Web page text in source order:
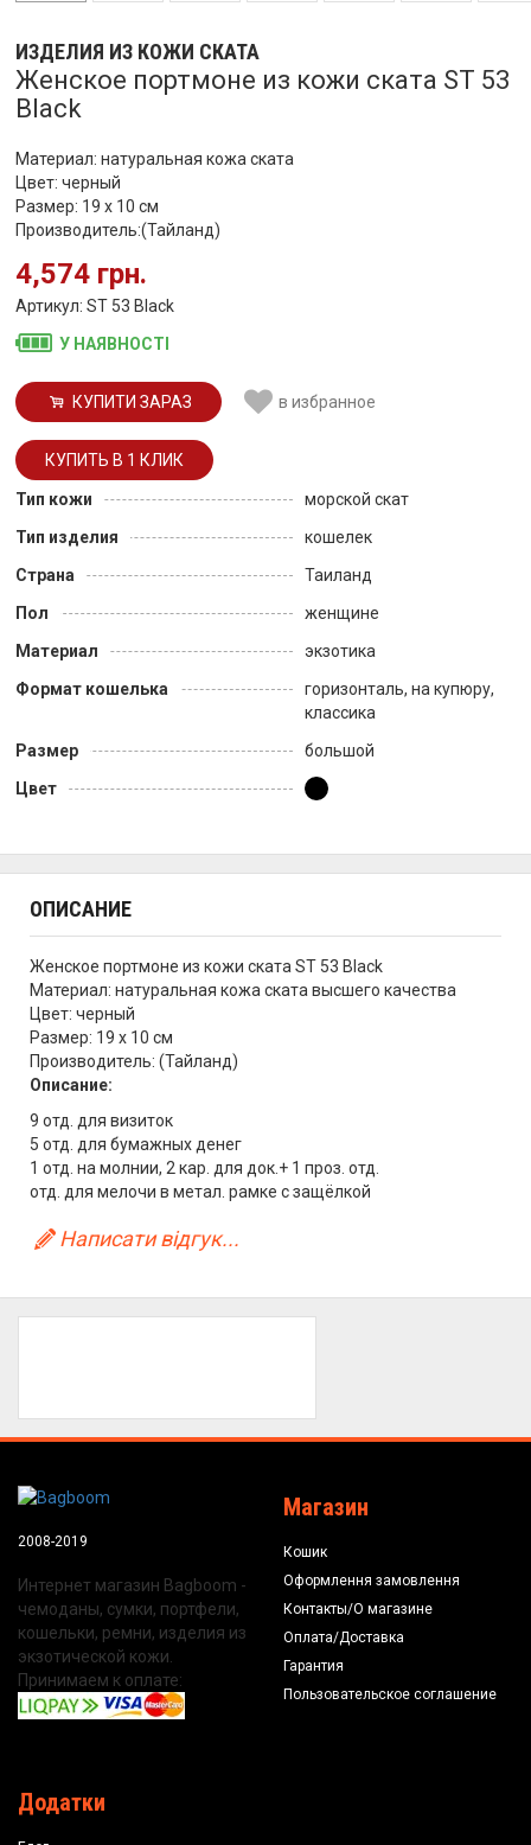
ИЗДЕЛИЯ ИЗ КОЖИ СКАТА
Женское портмоне из кожи ската ST 53
Black
Материал: натуральная кожа ската
Цвет: черный
Размер: 19 х 10 см
Производитель:(Тайланд)
4,574 грн.
Артикул: ST 53 Black
У НАЯВНОСТІ
КУПИТИ ЗАРАЗ в избранное
Тип кожи
морской скат
Тип изделия
кошелек
Страна
Таиланд
Пол
женщине
Материал
экзотика
Формат кошелька
горизонталь, на купюру,
классика
Размер
большой
Цвет
ОПИСАНИЕ
Женское портмоне из кожи ската ST 53 Black
Материал: натуральная кожа ската высшего качества
Цвет: черный
Размер: 19 х 10 см
Производитель: (Тайланд)
Описание:
9 отд. для визиток
5 отд. для бумажных денег
1 отд. на молнии, 2 кар. для док.+ 1 проз. отд.
отд. для мелочи в метал. рамке с защёлкой
Написати відгук...
2008-2019
Интернет магазин Bagboom -
чемоданы, сумки, портфели,
кошельки, ремни, изделия из
экзотической кожи.
Принимаем к оплате:
Магазин
Кошик
Оформлення замовлення
Контакты/О магазине
Оплата/Доставка
Гарантия
Пользовательское соглашение
Додатки